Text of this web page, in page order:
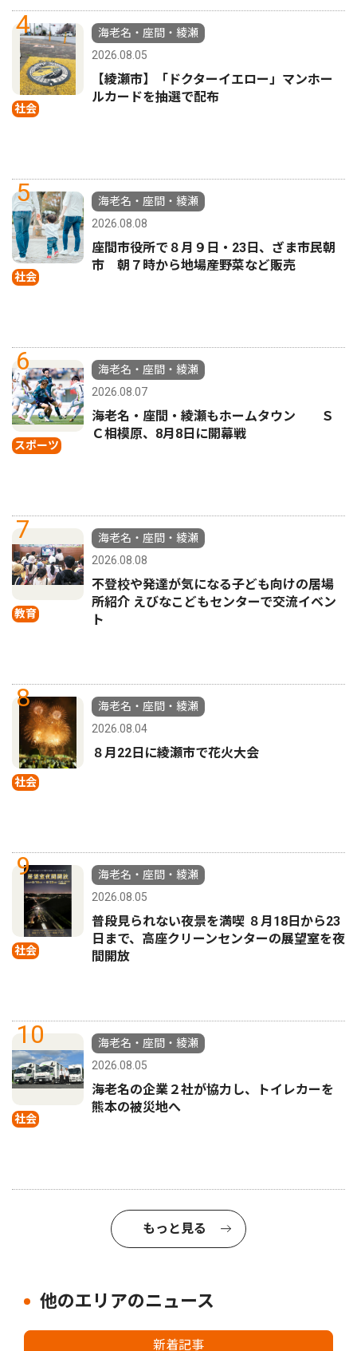
4
社会
海老名・座間・綾瀬
2026.08.05
【綾瀬市】「ドクターイエロー」マンホー
ルカードを抽選で配布
5
社会
海老名・座間・綾瀬
2026.08.08
座間市役所で８月９日・23日、ざま市民朝
市 朝７時から地場産野菜など販売
6
スポーツ
海老名・座間・綾瀬
2026.08.07
海老名・座間・綾瀬もホームタウン Ｓ
Ｃ相模原、8月8日に開幕戦
7
教育
海老名・座間・綾瀬
2026.08.08
不登校や発達が気になる子ども向けの居場
所紹介 えびなこどもセンターで交流イベン
ト
8
社会
海老名・座間・綾瀬
2026.08.04
８月22日に綾瀬市で花火大会
9
社会
海老名・座間・綾瀬
2026.08.05
普段見られない夜景を満喫 ８月18日から23
日まで、高座クリーンセンターの展望室を夜
間開放
10
社会
海老名・座間・綾瀬
2026.08.05
海老名の企業２社が協力し、トイレカーを
熊本の被災地へ
もっと見る
他のエリアのニュース
新着記事